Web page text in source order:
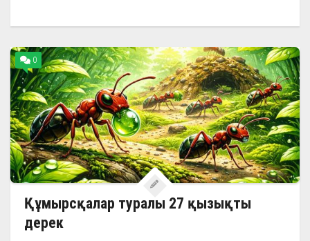
0
Құмырсқалар туралы 27 қызықты
дерек